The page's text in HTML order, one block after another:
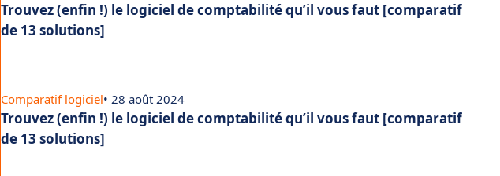
Trouvez (enfin !) le logiciel de comptabilité qu’il vous faut [comparatif
de 13 solutions]
Comparatif logiciel• 28 août 2024
Trouvez (enfin !) le logiciel de comptabilité qu’il vous faut [comparatif
de 13 solutions]